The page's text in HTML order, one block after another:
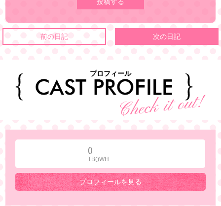
前の日記 次の日記
プロフィール
()
TB()WH
プロフィールを見る